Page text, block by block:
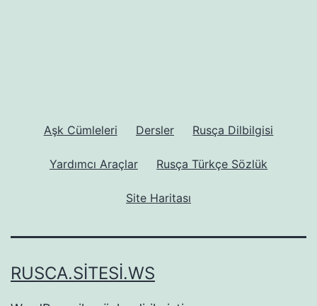
Aşk Cümleleri Dersler Rusça Dilbilgisi
Yardımcı Araçlar Rusça Türkçe Sözlük
Site Haritası
RUSCA.SITESI.WS